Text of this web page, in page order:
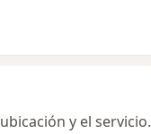
y el servicio.